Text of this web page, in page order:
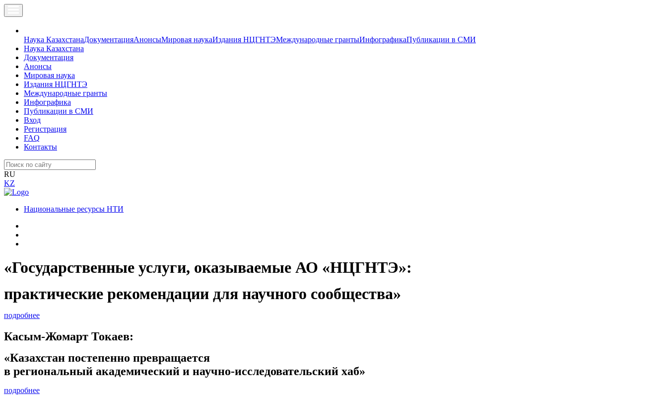
Наука КазахстанаДокументацияАнонсыМировая наукаИздания НЦГНТЭМеждународные грантыИнфографикаПубликации в СМИ
Наука Казахстана
Документация
Анонсы
Мировая наука
Издания НЦГНТЭ
Международные гранты
Инфографика
Публикации в СМИ
Вход
Регистрация
FAQ
Контакты
RU
KZ
Национальные ресурсы НТИ
«Государственные услуги, оказываемые АО «НЦГНТЭ»:
практические рекомендации для научного сообщества»
подробнее
Касым-Жомарт Токаев:
«Казахстан постепенно превращается
в региональный академический и научно-исследовательский хаб»
подробнее